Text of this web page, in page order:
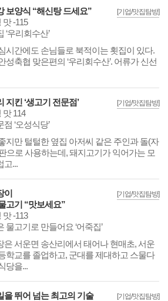
[기업/맛집탐방]
보양식 “해신탕 드세요”
맛 -115
‘우리회수산’
시간에도 손님들로 북적이는 횟집이 있다.
성축협 맞은편의 ‘우리회수산’. 어류가 신선
[기업/맛집탐방]
지킨 ‘생고기 전문점’
맛 114
‘오성식당’
지만 털털한 옆집 아저씨 같은 주인과 돌(자
으로 사용하는데, 돼지고기가 익어가는 모
고...
[기업/맛집탐방]
이
고기 “맛보세요”
맛 -113
물고기로 만들어요 ‘어죽집’
은 서운면 송산리에서 태어나 현매초, 서운
학교를 졸업하고, 군대를 제대하고 스물다
당을...
[기업/맛집탐방]
을 뛰어 넘는 최고의 기술